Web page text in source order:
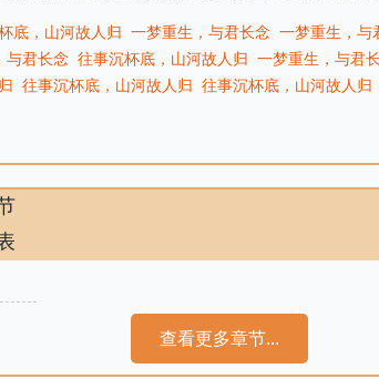
底，山河故人归 一梦重生，与君长念 一梦重生，与
与君长念 往事沉杯底，山河故人归 一梦重生，与君
往事沉杯底，山河故人归 往事沉杯底，山河故人归
查看更多章节...